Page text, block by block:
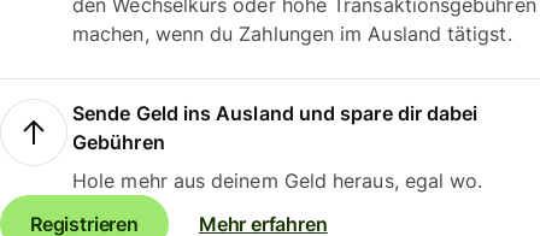
den Wechselkurs oder hohe Transaktionsgebühren
machen, wenn du Zahlungen im Ausland tätigst.
Sende Geld ins Ausland und spare dir dabei
Gebühren
Hole mehr aus deinem Geld heraus, egal wo.
Registrieren
Mehr erfahren